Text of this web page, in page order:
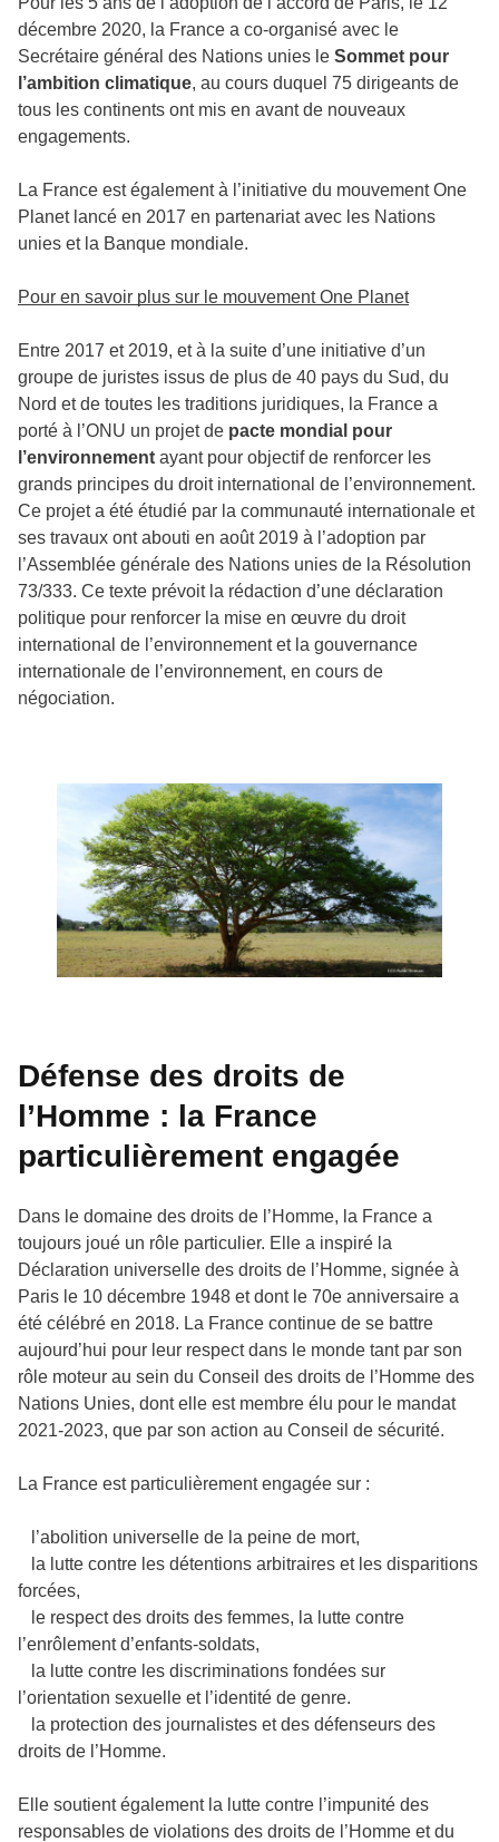
décembre 2020, la France a co-organisé avec le
Secrétaire général des Nations unies le Sommet pour
l’ambition climatique, au cours duquel 75 dirigeants de
tous les continents ont mis en avant de nouveaux
engagements.
La France est également à l’initiative du mouvement One
Planet lancé en 2017 en partenariat avec les Nations
unies et la Banque mondiale.
Pour en savoir plus sur le mouvement One Planet
Entre 2017 et 2019, et à la suite d’une initiative d’un
groupe de juristes issus de plus de 40 pays du Sud, du
Nord et de toutes les traditions juridiques, la France a
porté à l’ONU un projet de pacte mondial pour
l’environnement ayant pour objectif de renforcer les
grands principes du droit international de l’environnement.
Ce projet a été étudié par la communauté internationale et
ses travaux ont abouti en août 2019 à l’adoption par
l’Assemblée générale des Nations unies de la Résolution
73/333. Ce texte prévoit la rédaction d’une déclaration
politique pour renforcer la mise en œuvre du droit
international de l’environnement et la gouvernance
internationale de l’environnement, en cours de
négociation.
Défense des droits de
l’Homme : la France
particulièrement engagée
Dans le domaine des droits de l’Homme, la France a
toujours joué un rôle particulier. Elle a inspiré la
Déclaration universelle des droits de l’Homme, signée à
Paris le 10 décembre 1948 et dont le 70e anniversaire a
été célébré en 2018. La France continue de se battre
aujourd’hui pour leur respect dans le monde tant par son
rôle moteur au sein du Conseil des droits de l’Homme des
Nations Unies, dont elle est membre élu pour le mandat
2021-2023, que par son action au Conseil de sécurité.
La France est particulièrement engagée sur :
l’abolition universelle de la peine de mort,
la lutte contre les détentions arbitraires et les disparitions
forcées,
le respect des droits des femmes, la lutte contre
l’enrôlement d’enfants-soldats,
la lutte contre les discriminations fondées sur
l’orientation sexuelle et l’identité de genre.
la protection des journalistes et des défenseurs des
droits de l’Homme.
Elle soutient également la lutte contre l’impunité des
responsables de violations des droits de l’Homme et du